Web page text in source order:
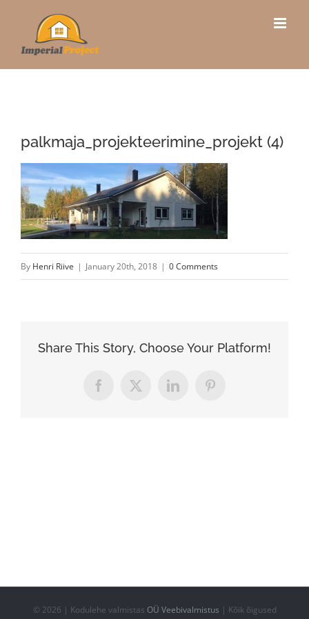
content
palkmaja_projekteerimine_projekt (4)
By Henri Riive | January 20th, 2018 | 0 Comments
Share This Story, Choose Your Platform!
Facebook
X LinkedInPinterest
© 2026 | Kodulehe valmistas OÜ Veebivalmistus | Kõik õigused